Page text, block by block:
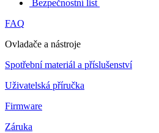
Bezpečnostní list
FAQ
Ovladače a nástroje
Spotřební materiál a příslušenství
Uživatelská příručka
Firmware
Záruka